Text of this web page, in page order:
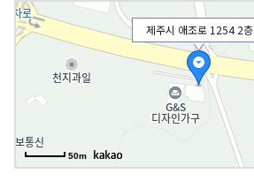
제주시 애조로 1254 2층
50m